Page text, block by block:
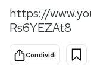
Tecnologia
Internet
Scienza
Cultura
https://
Rs6YEZAt8
Condividi